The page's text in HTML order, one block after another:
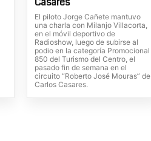
El piloto Jorge Cañete mantuvo
una charla con Milanjo Villacorta,
en el móvil deportivo de
Radioshow, luego de subirse al
podio en la categoría Promocional
850 del Turismo del Centro, el
pasado fin de semana en el
circuito “Roberto José Mouras” de
Carlos Casares.